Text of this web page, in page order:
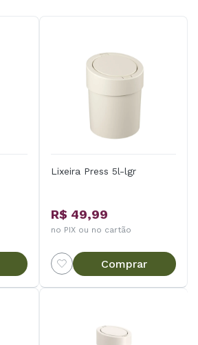
Lixeira Press 5l-lgr
R$ 49,99
no PIX ou no cartão
Comprar